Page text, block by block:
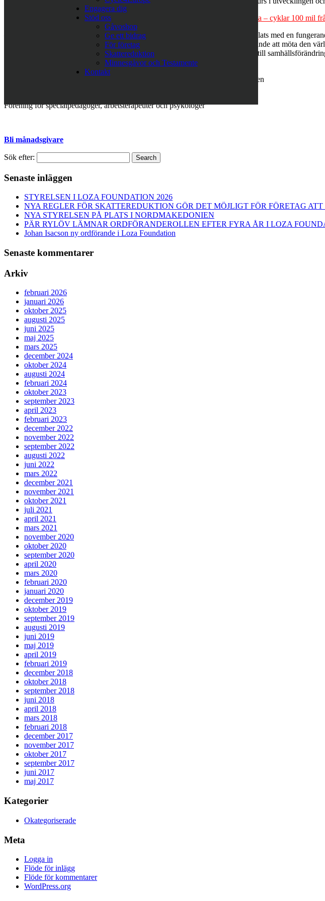
Engagera dig
Stöd oss
Gåvoshop
Ge ett bidrag
För företag
Skattereduktion
Minnesgåvor och Testamente
Kontakt
Läs mer: Nu ska Cycle4Europe 2020 fortsätta cykla för Europas mest utsatta – cyklar 100 mil
– Vi kommer vara med på de nya boendena och säkerställa att alla får en trygg plats med en
som levt på institution under största delen av sitt liv. Då kan det kännas skrämmande att möta den
uppmana till att möta de här människorna med värme och vänlighet för att bidra till
Lokal icke statlig organisation som arbetar med hållbar utveckling av landsbygden
Förening för specialpedagoger, arbetsterapeuter och psykologer
Bli månadsgivare
Sök efter: Search
Senaste inläggen
STYRELSEN I LOZA FOUNDATION 2026
NYA REGLER FÖR SKATTEREDUKTION GÖR DET MÖJLIGT FÖR FÖRETAG ATT
NYA STYRELSEN PÅ PLATS I NORDMAKEDONIEN
PÄR RYLÖV LÄMNAR ORDFÖRANDEROLLEN EFTER FYRA ÅR I LOZA
Johan Isacson ny ordförande i Loza Foundation
Senaste kommentarer
Arkiv
februari 2026
januari 2026
oktober 2025
augusti 2025
juni 2025
maj 2025
mars 2025
december 2024
oktober 2024
augusti 2024
februari 2024
oktober 2023
september 2023
april 2023
februari 2023
december 2022
november 2022
september 2022
augusti 2022
juni 2022
mars 2022
december 2021
november 2021
oktober 2021
juli 2021
april 2021
mars 2021
november 2020
oktober 2020
september 2020
april 2020
mars 2020
februari 2020
januari 2020
december 2019
oktober 2019
september 2019
augusti 2019
juni 2019
maj 2019
april 2019
februari 2019
december 2018
oktober 2018
september 2018
juni 2018
april 2018
mars 2018
februari 2018
december 2017
november 2017
oktober 2017
september 2017
juni 2017
maj 2017
Kategorier
Okategoriserade
Meta
Logga in
Flöde för inlägg
Flöde för kommentarer
WordPress.org